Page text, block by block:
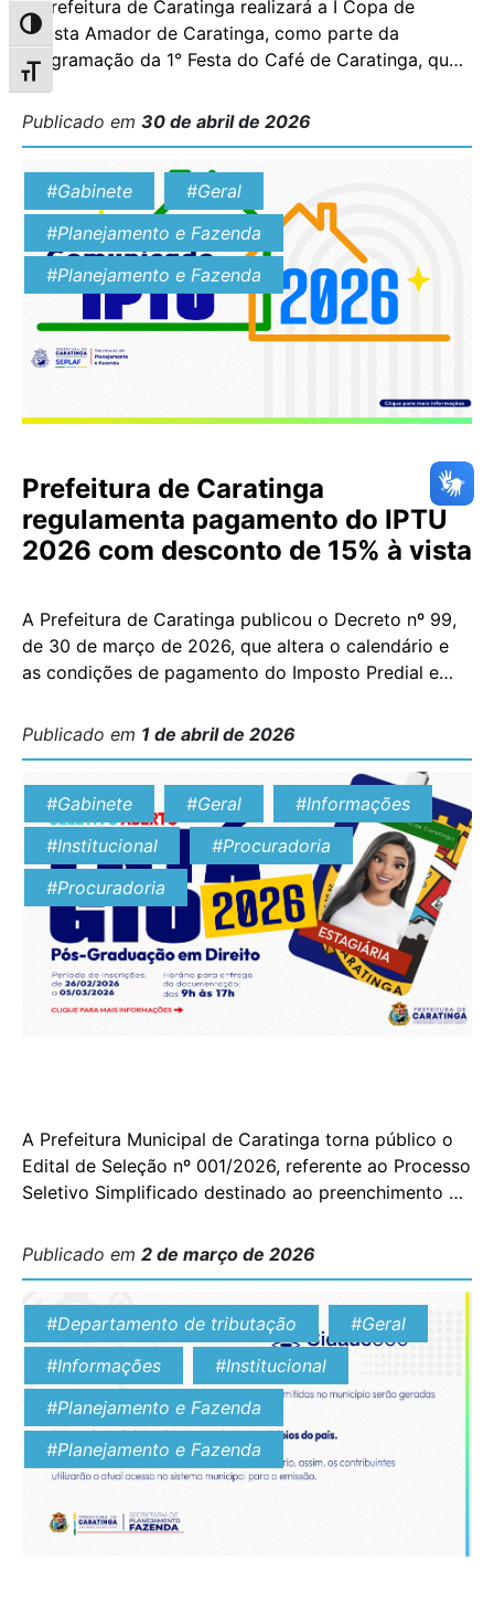
Alternar alto contraste
Alternar tamanho da fonte
A Prefeitura de Caratinga realizará a I Copa de
Barista Amador de Caratinga, como parte da
programação da 1° Festa do Café de Caratinga, que
acontecerá nos dias 29 e 30 de maio de 2026. A
iniciativa conta com a parceria da EMATER-MG e o
compromisso com o fortalecimento […]
Publicado em 30 de abril de 2026
Prefeitura de Caratinga
regulamenta pagamento do IPTU
2026 com desconto de 15% à vista
A Prefeitura de Caratinga publicou o Decreto nº 99,
de 30 de março de 2026, que altera o calendário e
as condições de pagamento do Imposto Predial e
Urbanos (TSU) para o exercício de 2026. De acordo
Publicado em 1 de abril de 2026
#Gabinete
#Geral
#Planejamento e Fazenda
#Planejamento e Fazenda
A Prefeitura Municipal de Caratinga torna público o
Edital de Seleção nº 001/2026, referente ao Processo
Seletivo Simplificado destinado ao preenchimento de
Direito, para atuação no Fórum da Comarca de
Caratinga/MG. A seleção ocorre nos termos do
entre o Município de […]
Publicado em 2 de março de 2026
#Gabinete #Geral
#Informações
#Institucional
#Procuradoria
#Procuradoria
#Departamento de tributação
#Geral
#Informações
#Institucional
#Planejamento e Fazenda
#Planejamento e Fazenda